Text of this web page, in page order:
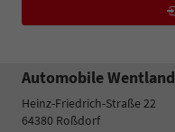
Automobile Wentland
Heinz-Friedrich-Straße 22
64380 Roßdorf